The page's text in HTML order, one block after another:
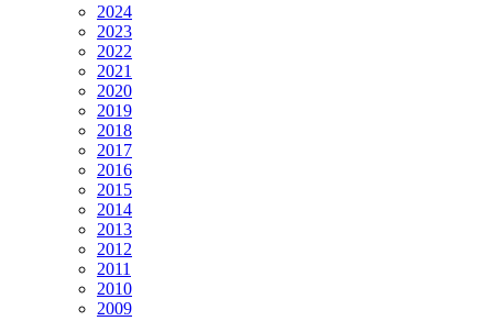
2024
2023
2022
2021
2020
2019
2018
2017
2016
2015
2014
2013
2012
2011
2010
2009